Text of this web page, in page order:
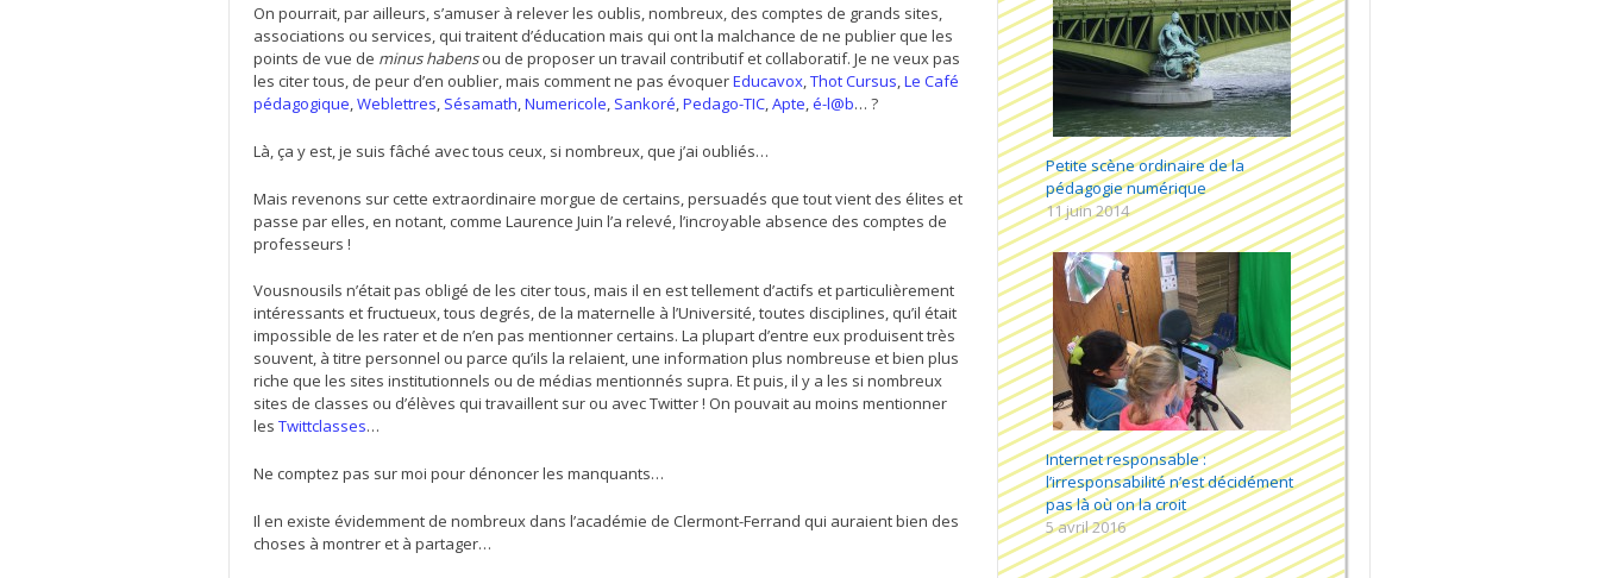
On pourrait, par ailleurs, s’amuser à relever les oublis, nombreux, des comptes de grands sites,
associations ou services, qui traitent d’éducation mais qui ont la malchance de ne publier que les
points de vue de minus habensou de proposer un travail contributif et collaboratif. Je ne veux pas
les citer tous, de peur d’en oublier, mais comment ne pas évoquerEducavox,Thot Cursus,Le Café
pédagogique,Weblettres, Sésamath,Numericole, Sankoré,Pedago-TIC,Apte,é-l@b… ?
Là, ça y est, je suis fâché avec tous ceux, si nombreux, que j’ai oubliés…
Mais revenons sur cette extraordinaire morgue de certains, persuadés que tout vient des élites et
passe par elles, en notant, comme Laurence Juin l’a relevé, l’incroyable absence des comptes de
professeurs !
Vousnousils n’était pas obligé de les citer tous, mais il en est tellement d’actifs et particulièrement
intéressants et fructueux, tous degrés, de la maternelle à l’Université, toutes disciplines, qu’il était
impossible de les rater et de n’en pas mentionner certains. La plupart d’entre eux produisent très
souvent, à titre personnel ou parce qu’ils la relaient, une information plus nombreuse et bien plus
riche que les sites institutionnels ou de médias mentionnés supra. Et puis, il y a les si nombreux
sites de classes ou d’élèves qui travaillent sur ou avec Twitter ! On pouvait au moins mentionner
les Twittclasses…
Ne comptez pas sur moi pour dénoncer les manquants…
Il en existe évidemment de nombreux dans l’académie de Clermont-Ferrand qui auraient bien des
choses à montrer et à partager…
Petite scène ordinaire de la
pédagogie numérique
11 juin 2014
Internet responsable :
l’irresponsabilité n’est décidément
pas là où on la croit
5 avril 2016